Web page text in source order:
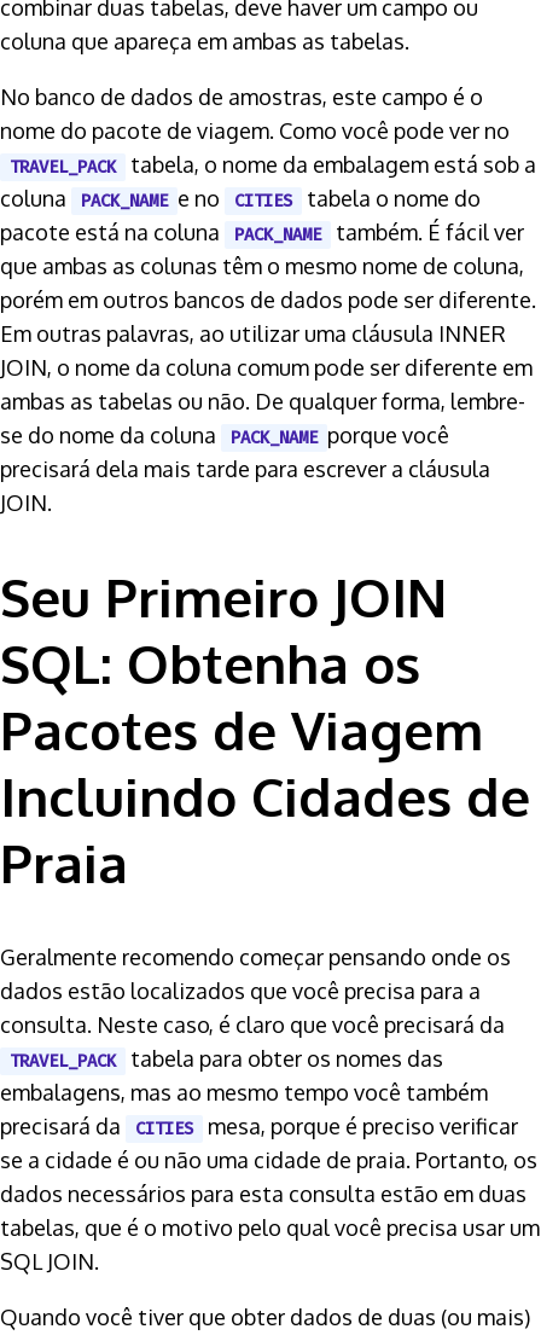
combinar duas tabelas, deve haver um campo ou
coluna que apareça em ambas as tabelas.
No banco de dados de amostras, este campo é o
nome do pacote de viagem. Como você pode ver no
TRAVEL_PACK
tabela, o nome da embalagem está sob a
coluna
PACK_NAME e no CITIES
tabela o nome do
pacote está na coluna
PACK_NAME
também. É fácil ver
que ambas as colunas têm o mesmo nome de coluna,
porém em outros bancos de dados pode ser diferente.
Em outras palavras, ao utilizar uma cláusula INNER
JOIN, o nome da coluna comum pode ser diferente em
ambas as tabelas ou não. De qualquer forma, lembre-
se do nome da coluna
PACK_NAME porque você
precisará dela mais tarde para escrever a cláusula
JOIN.
Seu Primeiro JOIN
SQL: Obtenha os
Pacotes de Viagem
Incluindo Cidades de
Praia
Geralmente recomendo começar pensando onde os
dados estão localizados que você precisa para a
consulta. Neste caso, é claro que você precisará da
TRAVEL_PACK
tabela para obter os nomes das
embalagens, mas ao mesmo tempo você também
precisará da
CITIES
mesa, porque é preciso verificar
se a cidade é ou não uma cidade de praia. Portanto, os
dados necessários para esta consulta estão em duas
tabelas, que é o motivo pelo qual você precisa usar um
SQL JOIN.
Quando você tiver que obter dados de duas (ou mais)